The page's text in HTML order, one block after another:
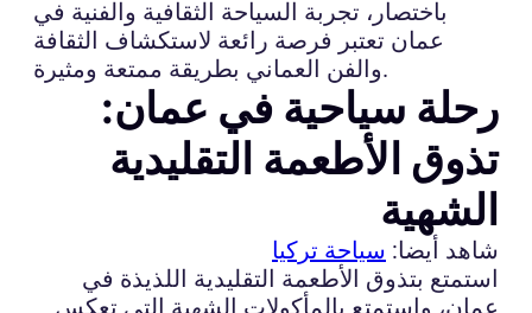
باختصار، تجربة السياحة الثقافية والفنية في
عمان تعتبر فرصة رائعة لاستكشاف الثقافة
والفن العماني بطريقة ممتعة ومثيرة.
رحلة سياحية في عمان:
تذوق الأطعمة التقليدية
الشهية
شاهد أيضا: سياحة تركيا
استمتع بتذوق الأطعمة التقليدية اللذيذة في
عمان، واستمتع بالمأكولات الشهية التي تعكس